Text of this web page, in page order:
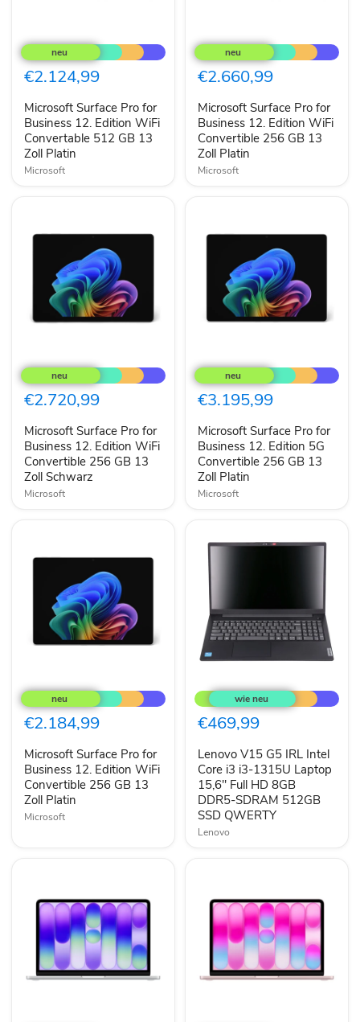
Surface
Pro
for
Business
Edition
WiFi
Convertable
512
GB
13
€2.124,99
Microsoft Surface Pro for
Business 12. Edition WiFi
Convertable 512 GB 13
Zoll Platin
Microsoft
Surface
Pro
for
Business
Edition
WiFi
Convertible
256
GB
13
€2.660,99
Microsoft Surface Pro for
Business 12. Edition WiFi
Convertible 256 GB 13
Zoll Platin
Microsoft
Surface
Pro
for
Business
Edition
WiFi
Convertible
256
GB
13
€2.720,99
Microsoft Surface Pro for
Business 12. Edition WiFi
Convertible 256 GB 13
Zoll Schwarz
Microsoft
Surface
Pro
for
Business
Edition
5G
Convertible
256
GB
13
€3.195,99
Microsoft Surface Pro for
Business 12. Edition 5G
Convertible 256 GB 13
Zoll Platin
Microsoft
Surface
Pro
for
Business
Edition
WiFi
Convertible
256
GB
13
€2.184,99
Microsoft Surface Pro for
Business 12. Edition WiFi
Convertible 256 GB 13
Zoll Platin
Microsoft
V15
G5
IRL
Intel
i3
i3-
1315U
Laptop
15,6"
Full
HD
SSD
QWERTY
€469,99
Lenovo V15 G5 IRL Intel
Core i3 i3-1315U Laptop
15,6" Full HD 8GB
DDR5-SDRAM 512GB
SSD QWERTY
Lenovo